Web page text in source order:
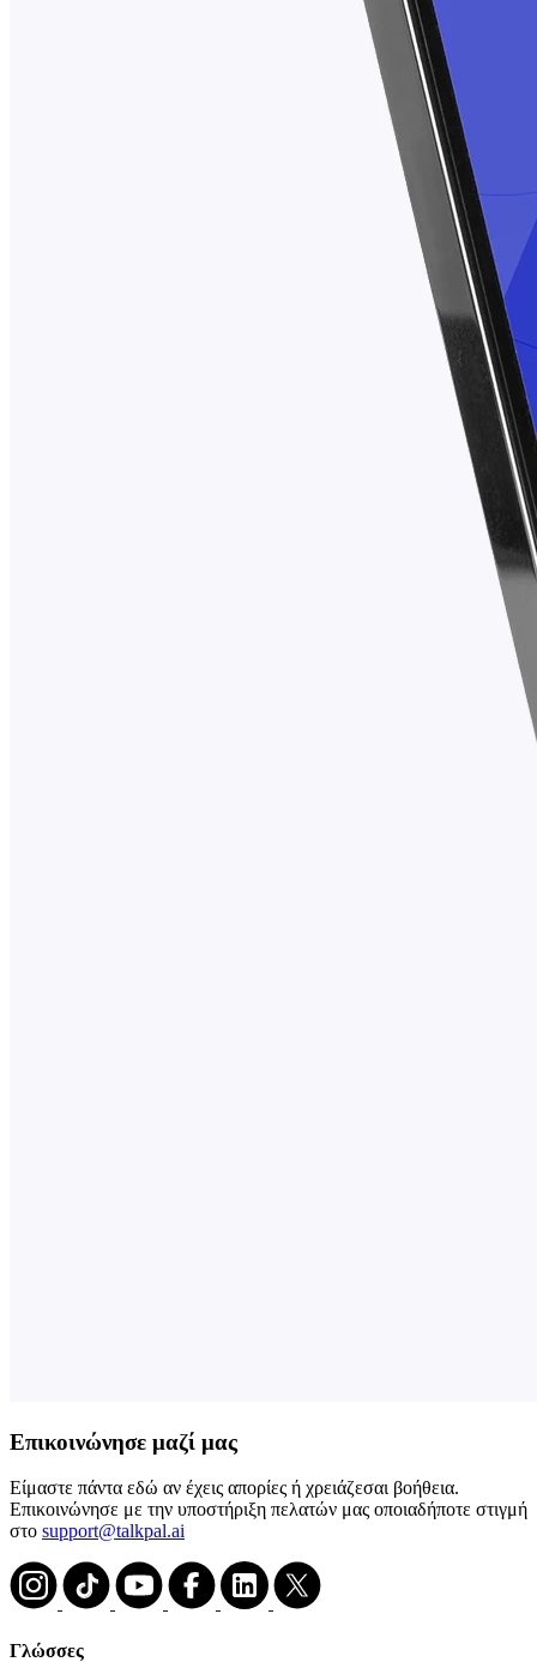
Επικοινώνησε μαζί μας
Είμαστε πάντα εδώ αν έχεις απορίες ή χρειάζεσαι βοήθεια.
Επικοινώνησε με την υποστήριξη πελατών μας οποιαδήποτε στιγμή
στο support@talkpal.ai
Γλώσσες